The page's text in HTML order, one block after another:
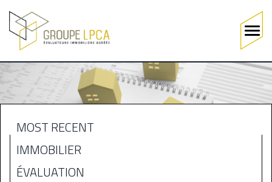
Skip
to
main
Main
navigation
MENU
BLOGUE
MOST RECENT
IMMOBILIER
ÉVALUATION